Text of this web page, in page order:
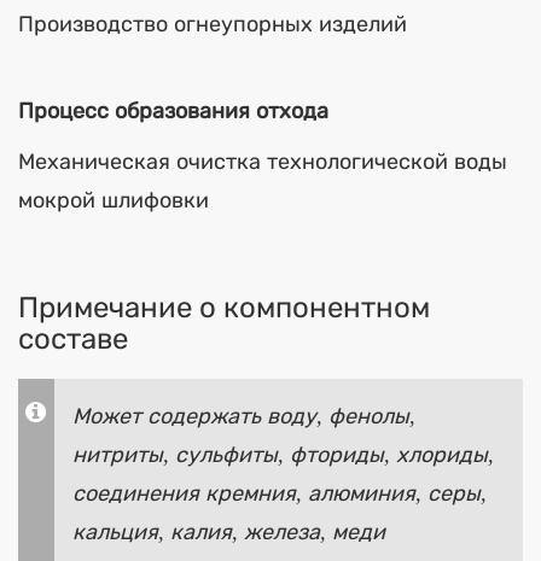
Производство огнеупорных изделий
Процесс образования отхода
Механическая очистка технологической воды
мокрой шлифовки
Примечание о компонентном
составе
Может содержать воду, фенолы,
нитриты, сульфиты, фториды, хлориды,
соединения кремния, алюминия, серы,
кальция, калия, железа, меди